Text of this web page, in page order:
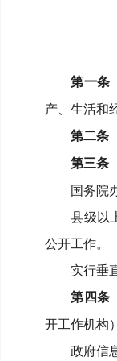
第一条
产、生活和
第二条
第三条
国务院
县级以
公开工作。
实行垂
第四条
开工作机构
政府信